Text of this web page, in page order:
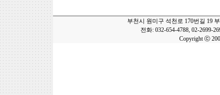
부천시 원미구 석천로 170번길 19
전화: 032-654-4788, 02-2699-
Copyright ⓒ